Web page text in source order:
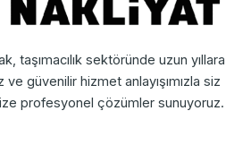
taşımacılık sektöründe uzun yıllara
güvenilir hizmet anlayışımızla siz
profesyonel çözümler sunuyoruz.